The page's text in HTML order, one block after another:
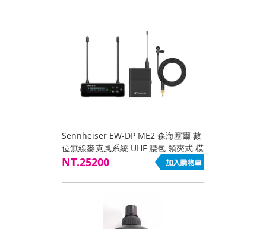
Sennheiser EW-DP ME2 森海塞爾 數
位無線麥克風系統 UHF 腰包 領夾式 模
組化
NT.25200